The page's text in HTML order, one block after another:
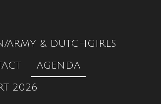
ARMY & DUTCHGIRLS
AGENDA
2026